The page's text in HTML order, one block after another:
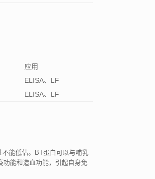
应用
ELISA、LF
ELISA、LF
能低估。BT蛋白可以与哺乳
功能和造血功能，引起自身免